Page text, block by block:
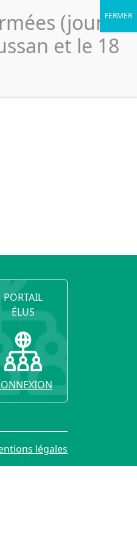
Scolaires
Le
SICTOMU
PORTAIL
ÉLUS
légales
(jour
et le 18